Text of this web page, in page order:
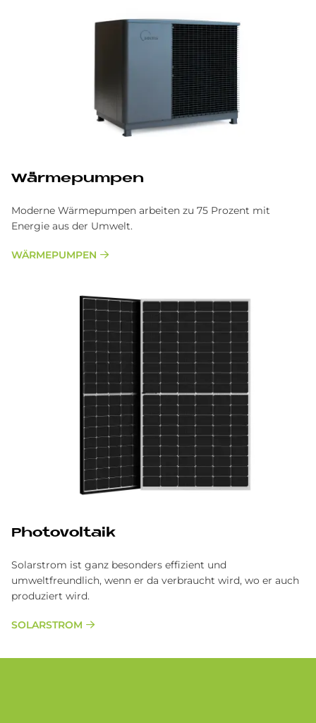
Wärmepumpen
Moderne Wärmepumpen arbeiten zu 75 Prozent mit
Energie aus der Umwelt.
WÄRMEPUMPEN
Pho­to­vol­ta­ik
Solarstrom ist ganz besonders effizient und
umweltfreundlich, wenn er da verbraucht wird, wo er auch
produziert wird.
SOLARSTROM